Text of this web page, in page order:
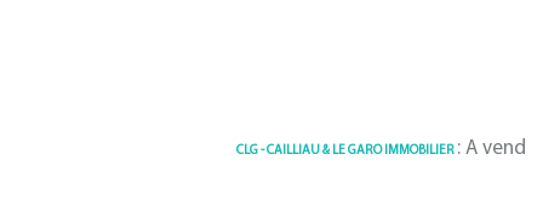
CLG - CAILLIAU & LE GARO IMMOBILIER: A vendre Maison